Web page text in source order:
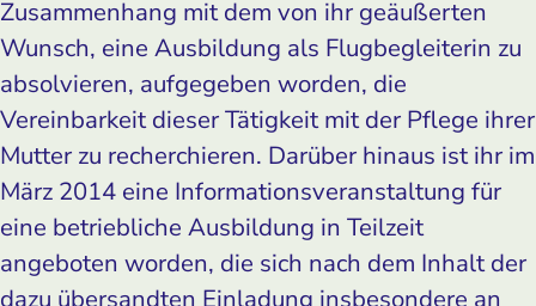
Zusammenhang mit dem von ihr geäußerten
Wunsch, eine Ausbildung als Flugbegleiterin zu
absolvieren, aufgegeben worden, die
Vereinbarkeit dieser Tätigkeit mit der Pflege ihrer
Mutter zu recherchieren. Darüber hinaus ist ihr im
März 2014 eine Informationsveranstaltung für
eine betriebliche Ausbildung in Teilzeit
angeboten worden, die sich nach dem Inhalt der
dazu übersandten Einladung insbesondere an